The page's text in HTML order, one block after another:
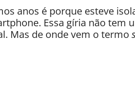
anos é porque esteve
Essa gíria não tem
Mas de onde vem o termo